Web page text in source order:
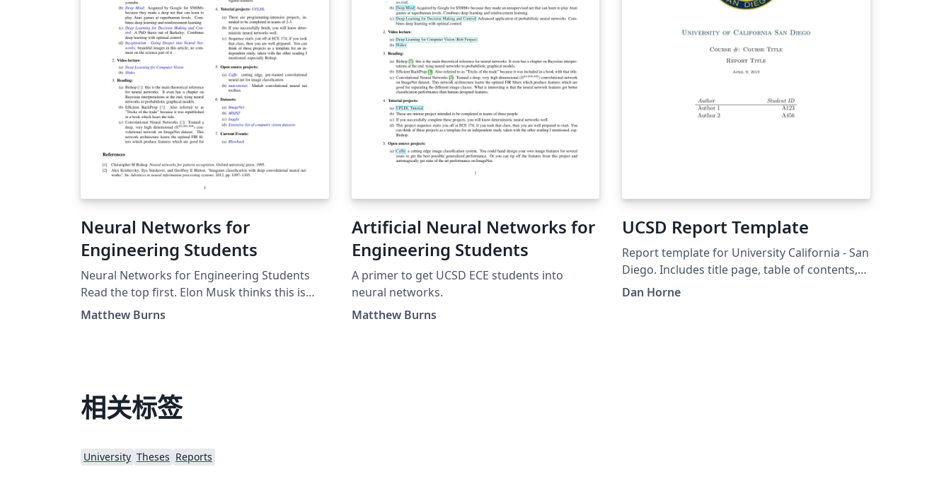
Neural Networks for
Engineering Students
Neural Networks for Engineering Students
Read the top first. Elon Musk thinks this is
more dangerous than nukes. Show a little
Matthew Burns
Artificial Neural Networks for
Engineering Students
A primer to get UCSD ECE students into
neural networks.
Matthew Burns
UCSD Report Template
Report template for University California - San
Diego. Includes title page, table of contents,
and custom headers.
Dan Horne
相关标签
University Theses Reports